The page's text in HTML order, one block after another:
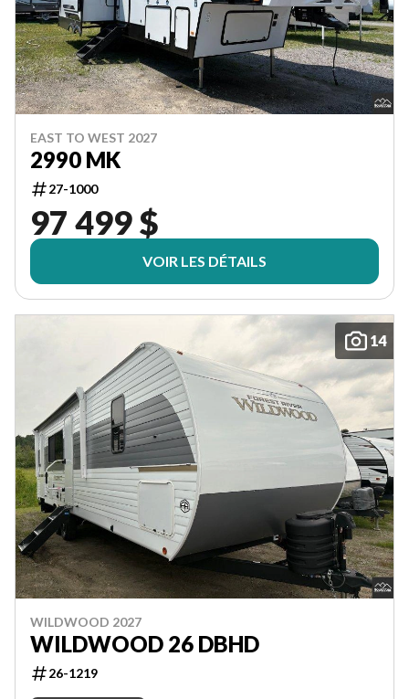
EAST TO WEST 2027
2990 MK
27-1000
97 499 $
VOIR LES DÉTAILS
14
WILDWOOD 2027
WILDWOOD 26 DBHD
26-1219